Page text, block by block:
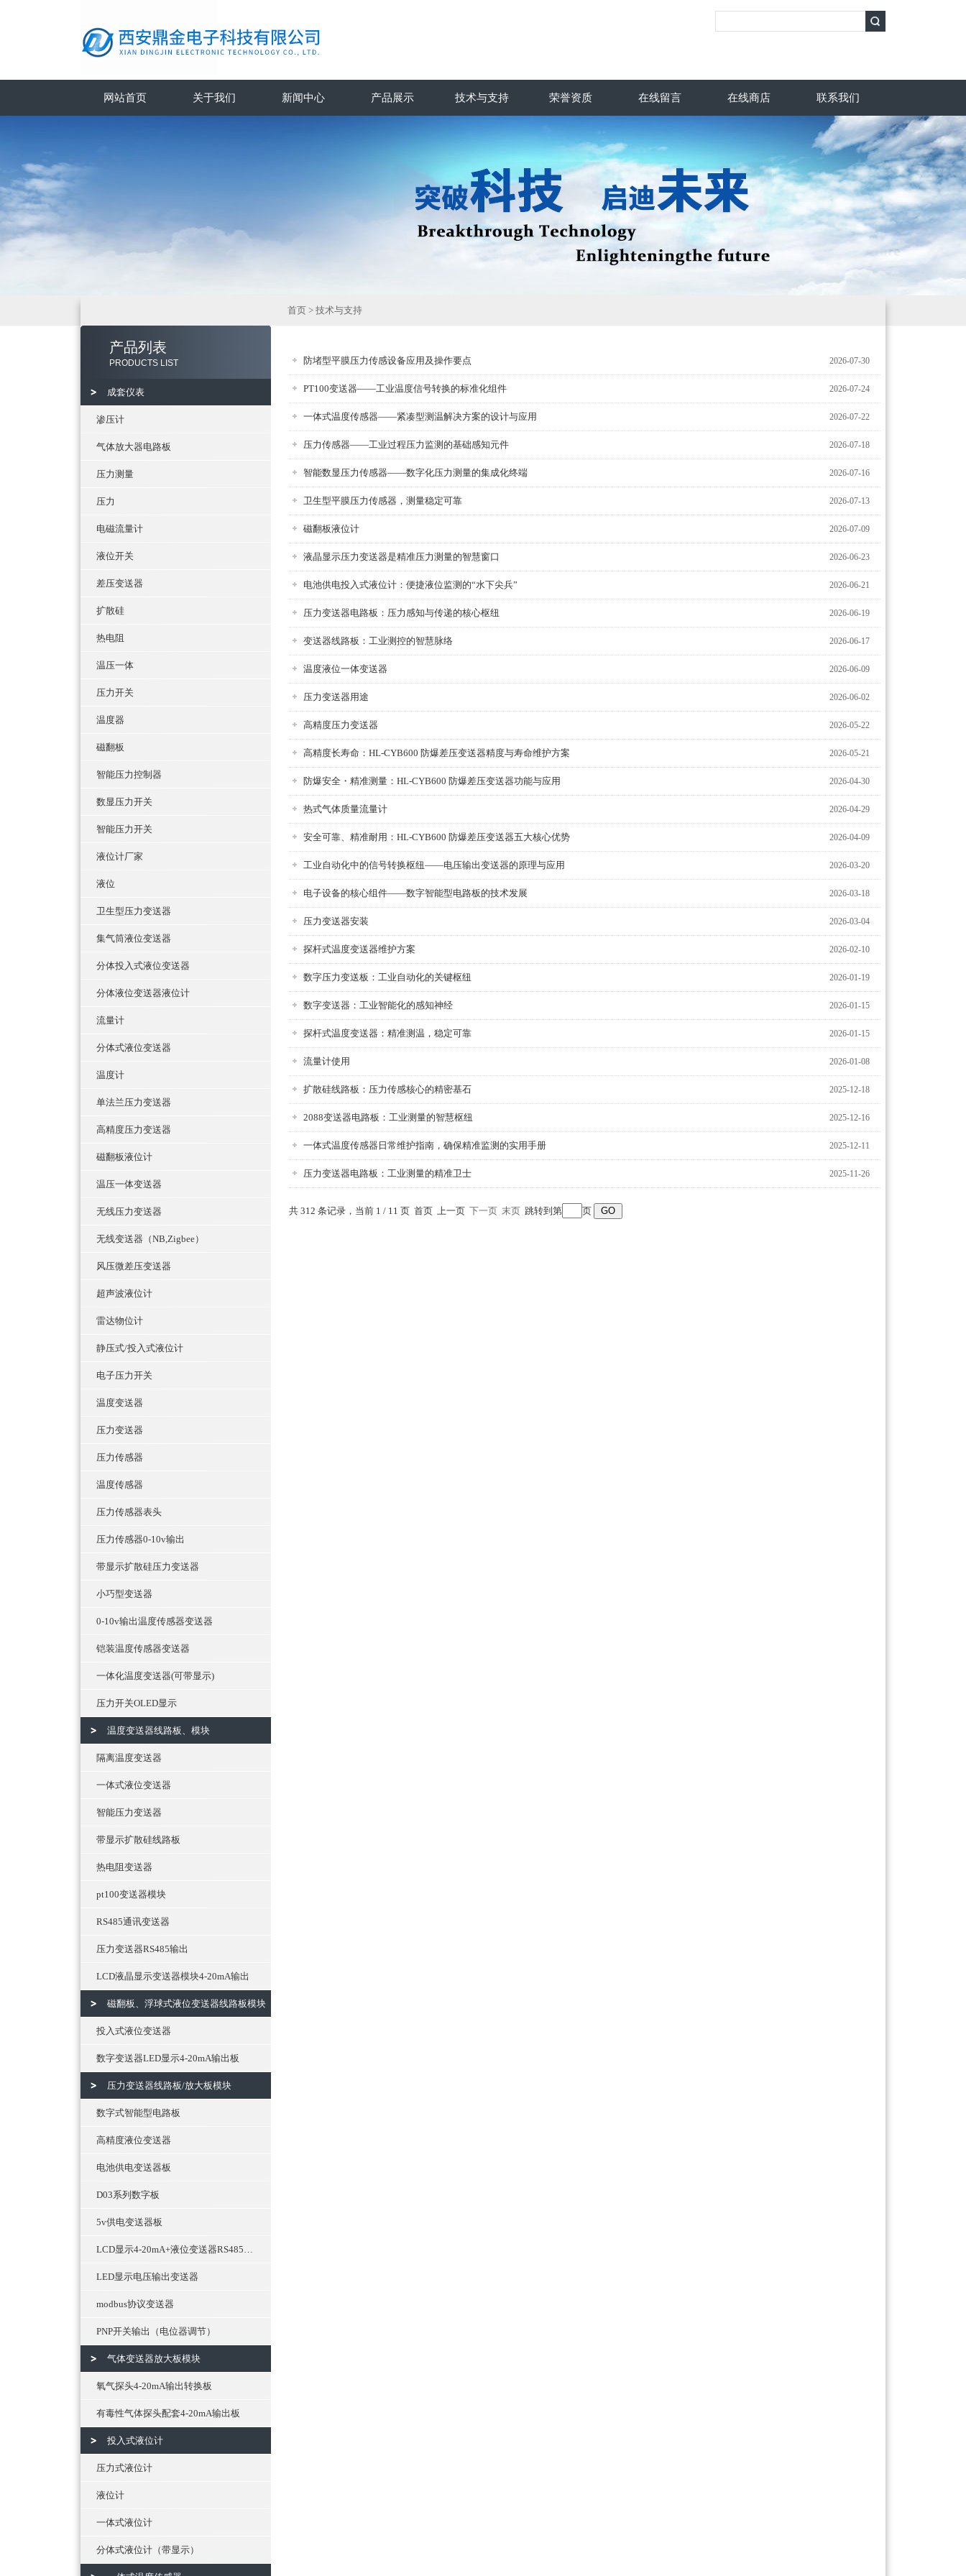
网站首页 关于我们 新闻中心 产品展示 技术与支持 荣誉资质 在线留言 在线商店 联系我们
产品列表
PRODUCTS LIST
成套仪表
渗压计
气体放大器电路板
压力测量
压力
电磁流量计
液位开关
差压变送器
扩散硅
热电阻
温压一体
压力开关
温度器
磁翻板
智能压力控制器
数显压力开关
智能压力开关
液位计厂家
液位
卫生型压力变送器
集气筒液位变送器
分体投入式液位变送器
分体液位变送器液位计
流量计
分体式液位变送器
温度计
单法兰压力变送器
高精度压力变送器
磁翻板液位计
温压一体变送器
无线压力变送器
无线变送器（NB,Zigbee）
风压微差压变送器
超声波液位计
雷达物位计
静压式/投入式液位计
电子压力开关
温度变送器
压力变送器
压力传感器
温度传感器
压力传感器表头
压力传感器0-10v输出
带显示扩散硅压力变送器
小巧型变送器
0-10v输出温度传感器变送器
铠装温度传感器变送器
一体化温度变送器(可带显示)
压力开关OLED显示
温度变送器线路板、模块
隔离温度变送器
一体式液位变送器
智能压力变送器
带显示扩散硅线路板
热电阻变送器
pt100变送器模块
RS485通讯变送器
压力变送器RS485输出
LCD液晶显示变送器模块4-20mA输出
磁翻板、浮球式液位变送器线路板模块
投入式液位变送器
数字变送器LED显示4-20mA输出板
压力变送器线路板/放大板模块
数字式智能型电路板
高精度液位变送器
电池供电变送器板
D03系列数字板
5v供电变送器板
LCD显示4-20mA+液位变送器RS485通讯输出
LED显示电压输出变送器
modbus协议变送器
PNP开关输出（电位器调节）
气体变送器放大板模块
氧气探头4-20mA输出转换板
有毒性气体探头配套4-20mA输出板
投入式液位计
压力式液位计
液位计
一体式液位计
分体式液位计（带显示）
首页 > 技术与支持
防堵型平膜压力传感设备应用及操作要点 2026-07-30
PT100变送器——工业温度信号转换的标准化组件 2026-07-24
一体式温度传感器——紧凑型测温解决方案的设计与应用 2026-07-22
压力传感器——工业过程压力监测的基础感知元件 2026-07-18
智能数显压力传感器——数字化压力测量的集成化终端 2026-07-16
卫生型平膜压力传感器，测量稳定可靠 2026-07-13
磁翻板液位计 2026-07-09
液晶显示压力变送器是精准压力测量的智慧窗口 2026-06-23
电池供电投入式液位计：便捷液位监测的“水下尖兵” 2026-06-21
压力变送器电路板：压力感知与传递的核心枢纽 2026-06-19
变送器线路板：工业测控的智慧脉络 2026-06-17
温度液位一体变送器 2026-06-09
压力变送器用途 2026-06-02
高精度压力变送器 2026-05-22
高精度长寿命：HL‑CYB600 防爆差压变送器精度与寿命维护方案 2026-05-21
防爆安全・精准测量：HL‑CYB600 防爆差压变送器功能与应用 2026-04-30
热式气体质量流量计 2026-04-29
安全可靠、精准耐用：HL‑CYB600 防爆差压变送器五大核心优势 2026-04-09
工业自动化中的信号转换枢纽——电压输出变送器的原理与应用 2026-03-20
电子设备的核心组件——数字智能型电路板的技术发展 2026-03-18
压力变送器安装 2026-03-04
探杆式温度变送器维护方案 2026-02-10
数字压力变送板：工业自动化的关键枢纽 2026-01-19
数字变送器：工业智能化的感知神经 2026-01-15
探杆式温度变送器：精准测温，稳定可靠 2026-01-15
流量计使用 2026-01-08
扩散硅线路板：压力传感核心的精密基石 2025-12-18
2088变送器电路板：工业测量的智慧枢纽 2025-12-16
一体式温度传感器日常维护指南，确保精准监测的实用手册 2025-12-11
压力变送器电路板：工业测量的精准卫士 2025-11-26
共 312 条记录，当前 1 / 11 页 首页 上一页 下一页 末页 跳转到第 页